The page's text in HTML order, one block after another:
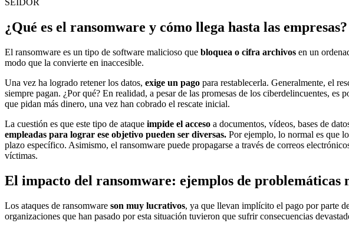
SEIDOR
¿Qué es el ransomware y cómo llega hasta las empresas?
El ransomware es un tipo de software malicioso que bloquea o cifra archivos en un
modo que la convierte en inaccesible.
Una vez ha logrado retener los datos, exige un pago para restablecerla. Generalmente, el
siempre pagan. ¿Por qué? En realidad, a pesar de las promesas de los ciberdelincuentes, es
que pidan más dinero, una vez han cobrado el rescate inicial.
La cuestión es que este tipo de ataque impide el acceso a documentos, vídeos, bases de
empleadas para lograr ese objetivo pueden ser diversas. Por ejemplo, lo normal es que
plazo específico. Asimismo, el ransomware puede propagarse a través de correos
víctimas.
El impacto del ransomware: ejemplos de problemáticas
Los ataques de ransomware son muy lucrativos, ya que llevan implícito el pago por parte
organizaciones que han pasado por esta situación tuvieron que sufrir consecuencias